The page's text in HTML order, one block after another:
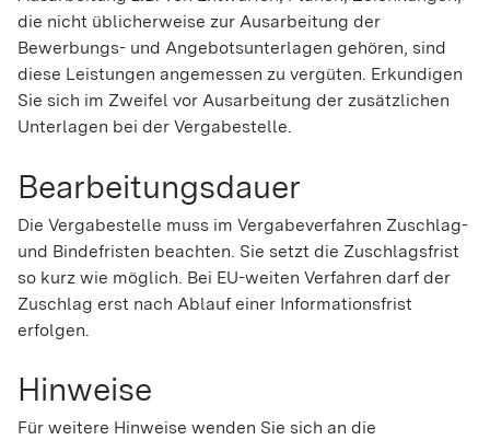
die nicht üblicherweise zur Ausarbeitung der
Bewerbungs- und Angebotsunterlagen gehören, sind
diese Leistungen angemessen zu vergüten. Erkundigen
Sie sich im Zweifel vor Ausarbeitung der zusätzlichen
Unterlagen bei der Vergabestelle.
Bearbeitungsdauer
Die Vergabestelle muss im Vergabeverfahren Zuschlag-
und Bindefristen beachten. Sie setzt die Zuschlagsfrist
so kurz wie möglich. Bei EU-weiten Verfahren darf der
Zuschlag erst nach Ablauf einer Informationsfrist
erfolgen.
Hinweise
Für weitere Hinweise wenden Sie sich an die